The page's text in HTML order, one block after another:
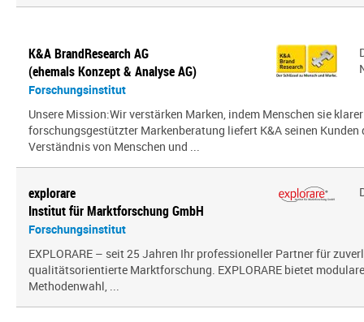
K&A BrandResearch AG
(ehemals Konzept & Analyse AG)
Forschungsinstitut
Unsere Mission:Wir verstärken Marken, indem Menschen sie
forschungsgestützter Markenberatung liefert K&A seinen Kunden
Verständnis von Menschen und ...
explorare
Institut für Marktforschung GmbH
Forschungsinstitut
EXPLORARE – seit 25 Jahren Ihr professioneller Partner für
qualitätsorientierte Marktforschung. EXPLORARE bietet
Methodenwahl, ...